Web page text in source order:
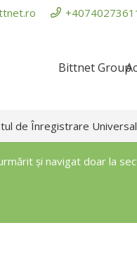
Bittnet Group
de Înregistrare Universal
și navigat doar la